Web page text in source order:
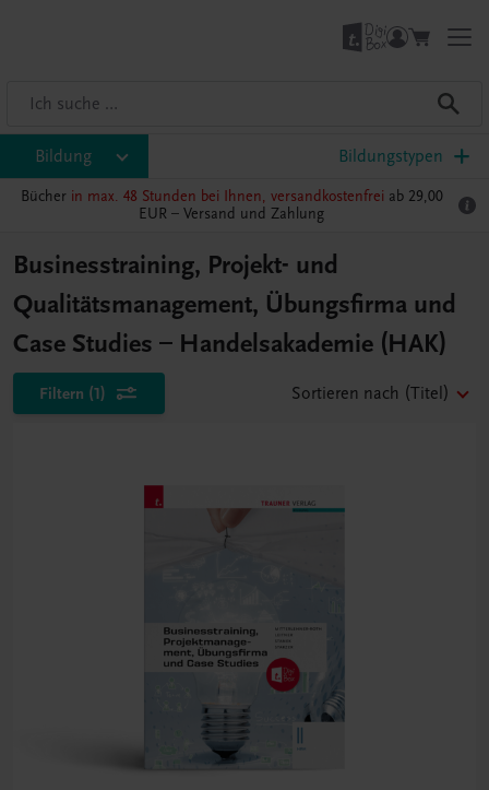
Bildung Bildungstypen
Bücher in max. 48 Stunden bei Ihnen, versandkostenfrei ab 29,00
EUR – Versand und Zahlung
Businesstraining, Projekt- und
Qualitätsmanagement, Übungsfirma und
Case Studies – Handelsakademie (HAK)
Filtern (1) Sortieren nach (Titel)